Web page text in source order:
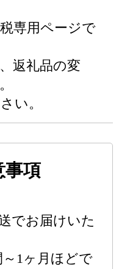
専用ページで
返礼品の変
い。
事項
でお届けいた
～1ヶ月ほどで